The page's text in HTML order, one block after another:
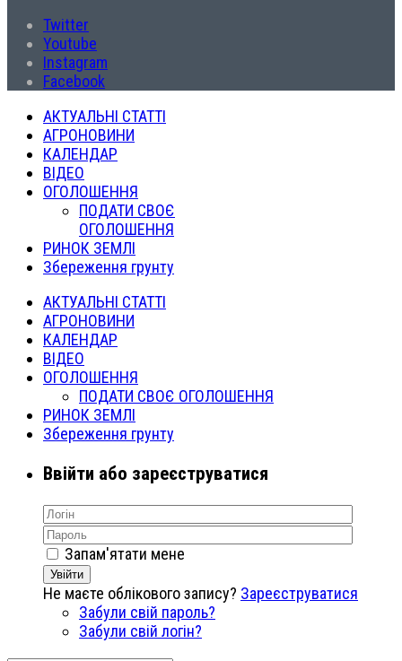
Twitter
Youtube
Instagram
Facebook
АКТУАЛЬНІ СТАТТІ
АГРОНОВИНИ
КАЛЕНДАР
ВІДЕО
ОГОЛОШЕННЯ
ПОДАТИ СВОЄ
ОГОЛОШЕННЯ
РИНОК ЗЕМЛІ
Збереження грунту
АКТУАЛЬНІ СТАТТІ
АГРОНОВИНИ
КАЛЕНДАР
ВІДЕО
ОГОЛОШЕННЯ
ПОДАТИ СВОЄ ОГОЛОШЕННЯ
РИНОК ЗЕМЛІ
Збереження грунту
Ввійти або зареєструватися
Запам'ятати мене
Увійти
Не маєте облікового запису? Зареєструватися
Забули свій пароль?
Забули свій логін?